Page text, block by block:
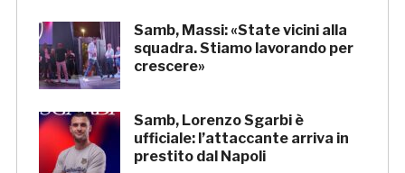
Samb, Massi: «State vicini alla
squadra. Stiamo lavorando per
crescere»
Samb, Lorenzo Sgarbi è
ufficiale: l’attaccante arriva in
prestito dal Napoli